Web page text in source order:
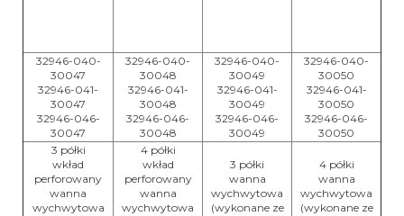
32946-040-
30047
32946-041-
30047
32946-046-
30047
32946-040-
30048
32946-041-
30048
32946-046-
30048
32946-040-
30049
32946-041-
30049
32946-046-
30049
32946-040-
30050
32946-041-
30050
32946-046-
30050
3 półki
wkład
perforowany
wanna
wychwytowa
4 półki
wkład
perforowany
wanna
wychwytowa
3 półki
wanna
wychwytowa
(wykonane ze
4 półki
wanna
wychwytowa
(wykonane ze